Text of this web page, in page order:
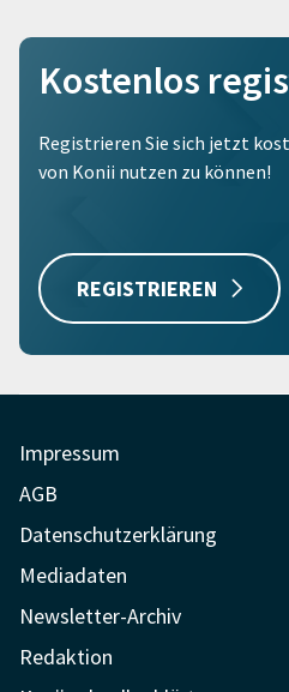
Kostenlos
Registrieren Sie sich jetzt
von Konii nutzen zu können!
REGISTRIEREN
Impressum
AGB
Datenschutzerklärung
Mediadaten
Newsletter-Archiv
Redaktion